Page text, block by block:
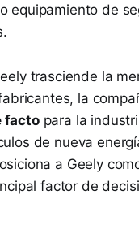
equipamiento de
trasciende la
la
factopara la
de nueva
a Geely
factor de